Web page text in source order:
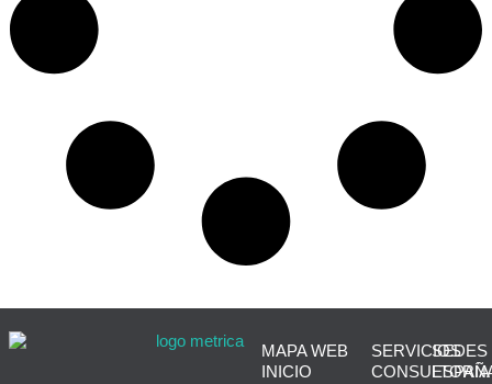
MAPA WEB
INICIO
SERVICIOS
CONSULTORÍA
SEDES